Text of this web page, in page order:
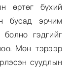
өртөг бүхий
бусад эрчим
болно гэдгийг
Мөн тэрээр
суудлын